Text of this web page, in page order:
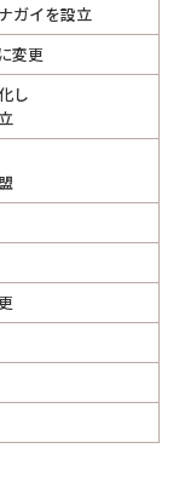
ガイを設立
変更
し